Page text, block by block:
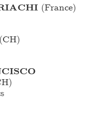
(France)
(CH)